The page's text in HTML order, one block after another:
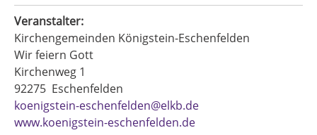
Veranstalter:
Kirchengemeinden Königstein-Eschenfelden
Wir feiern Gott
Kirchenweg 1
92275 Eschenfelden
koenigstein-eschenfelden@elkb.de
www.koenigstein-eschenfelden.de